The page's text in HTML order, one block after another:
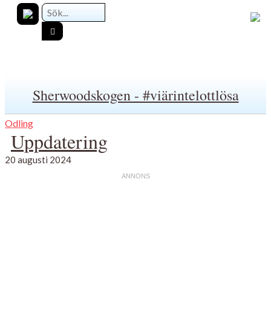
Sherwoodskogen - #viärintelottlösa
Odling
Uppdatering
20 augusti 2024